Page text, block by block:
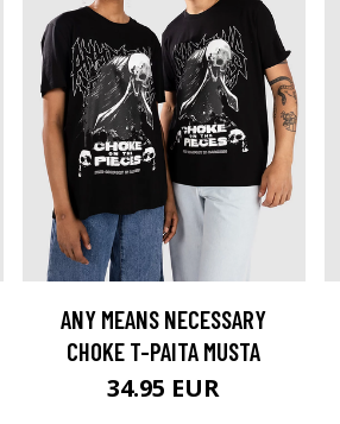
ANY MEANS NECESSARY
CHOKE T-PAITA MUSTA
34.95 EUR